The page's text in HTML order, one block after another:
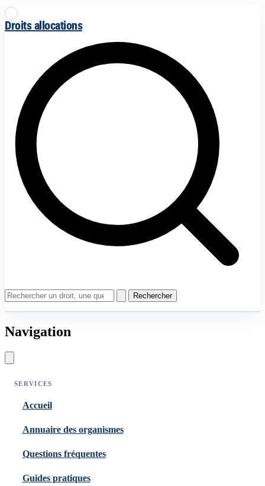
Droits allocations
Rechercher
Navigation
SERVICES
Accueil
Annuaire des organismes
Questions fréquentes
Guides pratiques